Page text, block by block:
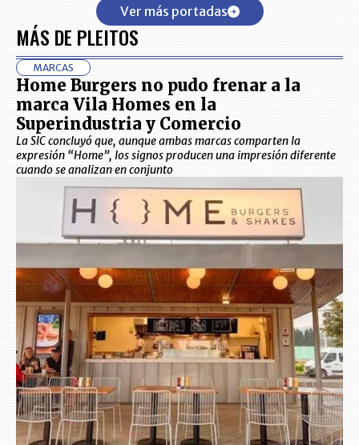
Ver más portadas
MÁS DE PLEITOS
MARCAS
Home Burgers no pudo frenar a la
marca Vila Homes en la
Superindustria y Comercio
La SIC concluyó que, aunque ambas marcas comparten la
expresión “Home”, los signos producen una impresión diferente
cuando se analizan en conjunto